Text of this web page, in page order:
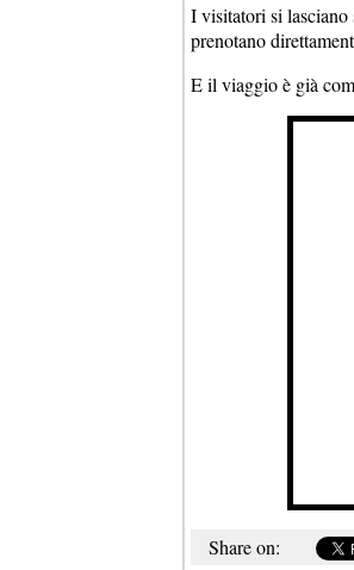
I visitatori si lasciano
prenotano
E il viaggio è già
Share on: